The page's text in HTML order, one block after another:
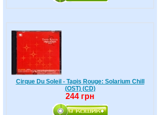
Cirque Du Soleil - Tapis Rouge: Solarium Chill
(OST) (CD)
244 грн